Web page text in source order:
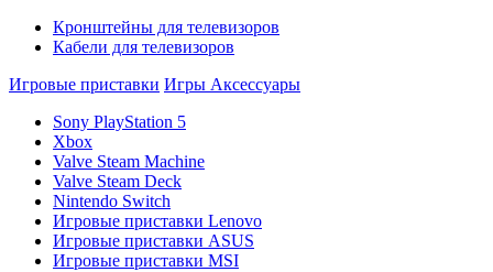
Кронштейны для телевизоров
Кабели для телевизоров
Игровые приставки Игры Аксессуары
Sony PlayStation 5
Xbox
Valve Steam Machine
Valve Steam Deck
Nintendo Switch
Игровые приставки Lenovo
Игровые приставки ASUS
Игровые приставки MSI